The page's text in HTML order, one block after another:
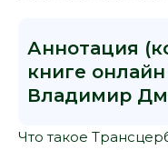
Аннотация
книге
Владимир
Что такое